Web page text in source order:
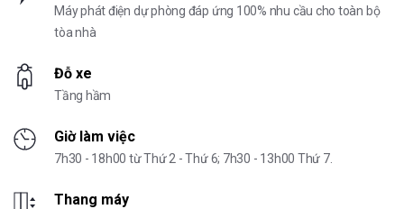
Máy phát điện dự phòng đáp ứng 100% nhu cầu cho toàn bộ
tòa nhà
Đỗ xe
Tầng hầm
Giờ làm việc
7h30 - 18h00 từ Thứ 2 - Thứ 6; 7h30 - 13h00 Thứ 7.
Thang máy